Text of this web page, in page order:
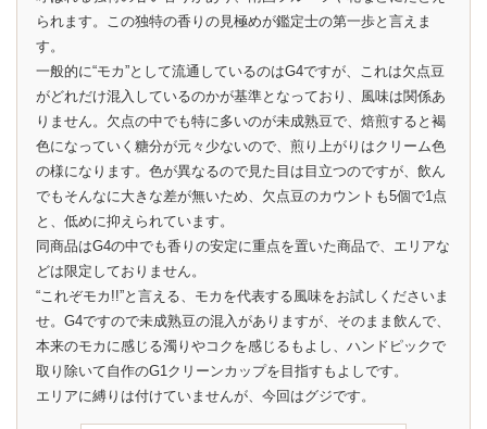
られます。この独特の香りの見極めが鑑定士の第一歩と言えま
す。
一般的に“モカ”として流通しているのはG4ですが、これは欠点豆
がどれだけ混入しているのかが基準となっており、風味は関係あ
りません。欠点の中でも特に多いのが未成熟豆で、焙煎すると褐
色になっていく糖分が元々少ないので、煎り上がりはクリーム色
の様になります。色が異なるので見た目は目立つのですが、飲ん
でもそんなに大きな差が無いため、欠点豆のカウントも5個で1点
と、低めに抑えられています。
同商品はG4の中でも香りの安定に重点を置いた商品で、エリアな
どは限定しておりません。
“これぞモカ!!”と言える、モカを代表する風味をお試しくださいま
せ。G4ですので未成熟豆の混入がありますが、そのまま飲んで、
本来のモカに感じる濁りやコクを感じるもよし、ハンドピックで
取り除いて自作のG1クリーンカップを目指すもよしです。
エリアに縛りは付けていませんが、今回はグジです。